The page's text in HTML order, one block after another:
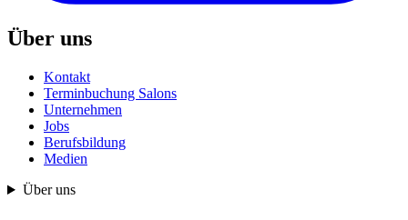
Über uns
Kontakt
Terminbuchung Salons
Unternehmen
Jobs
Berufsbildung
Medien
Über uns